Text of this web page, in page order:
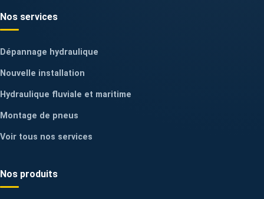
Nos services
Dépannage hydraulique
Nouvelle installation
Hydraulique fluviale et maritime
Montage de pneus
Voir tous nos services
Nos produits